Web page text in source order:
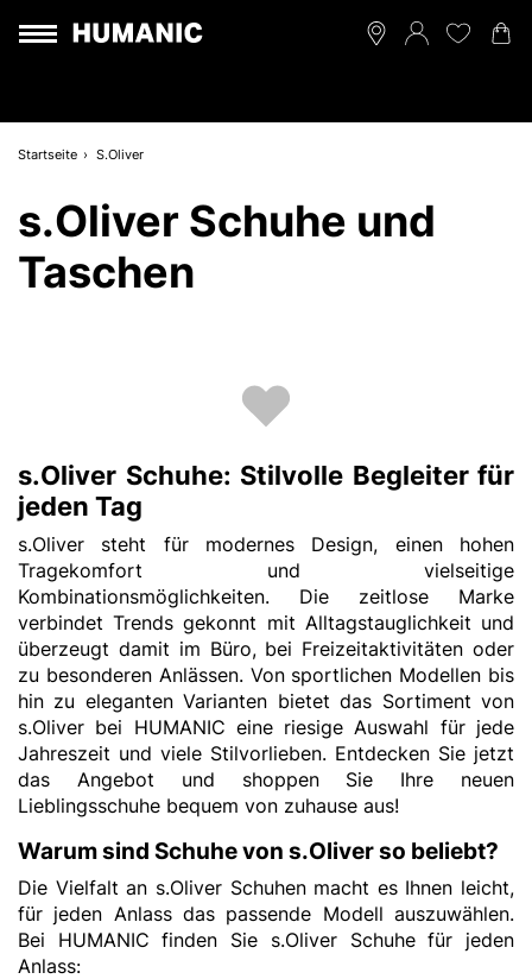
Startseite S.Oliver
s.Oliver Schuhe und
Taschen
s.Oliver Schuhe: Stilvolle Begleiter für
jeden Tag
s.Oliver steht für modernes Design, einen hohen
Tragekomfort und vielseitige
Kombinationsmöglichkeiten. Die zeitlose Marke
verbindet Trends gekonnt mit Alltagstauglichkeit und
überzeugt damit im Büro, bei Freizeitaktivitäten oder
zu besonderen Anlässen. Von sportlichen Modellen bis
hin zu eleganten Varianten bietet das Sortiment von
s.Oliver bei HUMANIC eine riesige Auswahl für jede
Jahreszeit und viele Stilvorlieben. Entdecken Sie jetzt
das Angebot und shoppen Sie Ihre neuen
Lieblingsschuhe bequem von zuhause aus!
Warum sind Schuhe von s.Oliver so beliebt?
Die Vielfalt an s.Oliver Schuhen macht es Ihnen leicht,
für jeden Anlass das passende Modell auszuwählen.
Bei HUMANIC finden Sie s.Oliver Schuhe für jeden
Anlass: